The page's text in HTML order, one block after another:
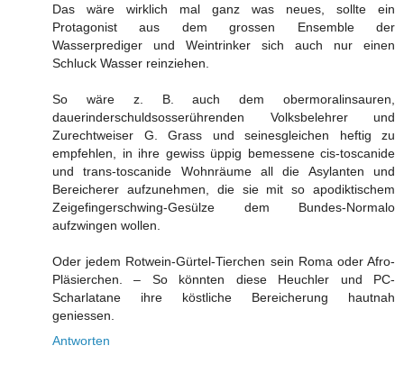
Das wäre wirklich mal ganz was neues, sollte ein
Protagonist aus dem grossen Ensemble der
Wasserprediger und Weintrinker sich auch nur einen
Schluck Wasser reinziehen.
So wäre z. B. auch dem obermoralinsauren,
dauerinderschuldsosserührenden Volksbelehrer und
Zurechtweiser G. Grass und seinesgleichen heftig zu
empfehlen, in ihre gewiss üppig bemessene cis-toscanide
und trans-toscanide Wohnräume all die Asylanten und
Bereicherer aufzunehmen, die sie mit so apodiktischem
Zeigefingerschwing-Gesülze dem Bundes-Normalo
aufzwingen wollen.
Oder jedem Rotwein-Gürtel-Tierchen sein Roma oder Afro-
Pläsierchen. – So könnten diese Heuchler und PC-
Scharlatane ihre köstliche Bereicherung hautnah
geniessen.
Antworten